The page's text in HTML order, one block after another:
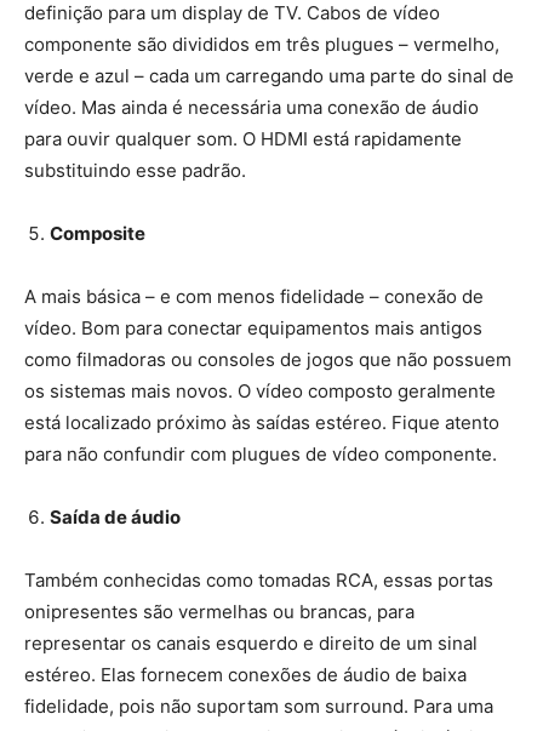
definição para um display de TV. Cabos de vídeo
componente são divididos em três plugues – vermelho,
verde e azul – cada um carregando uma parte do sinal de
vídeo. Mas ainda é necessária uma conexão de áudio
para ouvir qualquer som. O HDMI está rapidamente
substituindo esse padrão.
Composite
A mais básica – e com menos fidelidade – conexão de
vídeo. Bom para conectar equipamentos mais antigos
como filmadoras ou consoles de jogos que não possuem
os sistemas mais novos. O vídeo composto geralmente
está localizado próximo às saídas estéreo. Fique atento
para não confundir com plugues de vídeo componente.
Saída de áudio
Também conhecidas como tomadas RCA, essas portas
onipresentes são vermelhas ou brancas, para
representar os canais esquerdo e direito de um sinal
estéreo. Elas fornecem conexões de áudio de baixa
fidelidade, pois não suportam som surround. Para uma